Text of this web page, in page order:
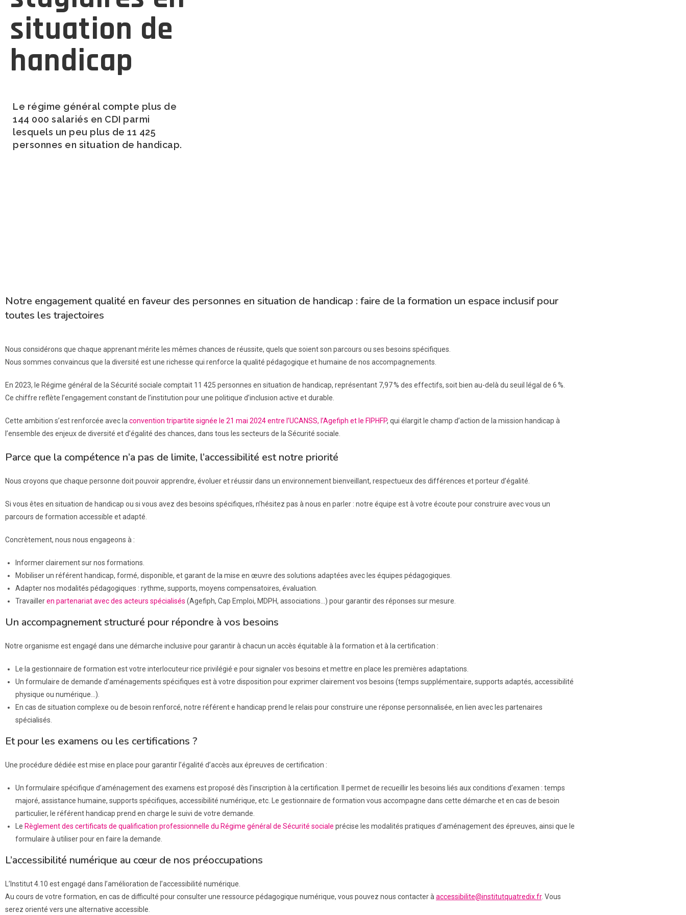
situation de
handicap
Le régime général compte plus de
144 000 salariés en CDI parmi
lesquels un peu plus de 11 425
personnes en situation de handicap.
Notre engagement qualité en faveur des personnes en situation de handicap : faire de la formation un espace inclusif pour
toutes les trajectoires
Nous considérons que chaque apprenant mérite les mêmes chances de réussite, quels que soient son parcours ou ses besoins spécifiques.
Nous sommes convaincus que la diversité est une richesse qui renforce la qualité pédagogique et humaine de nos accompagnements.
En 2023, le Régime général de la Sécurité sociale comptait 11 425 personnes en situation de handicap, représentant 7,97 % des effectifs, soit bien au-delà du seuil légal de 6 %.
Ce chiffre reflète l’engagement constant de l’institution pour une politique d’inclusion active et durable.
Cette ambition s’est renforcée avec la convention tripartite signée le 21 mai 2024 entre l’UCANSS, l’Agefiph et le FIPHFP, qui élargit le champ d’action de la mission handicap à
l’ensemble des enjeux de diversité et d’égalité des chances, dans tous les secteurs de la Sécurité sociale.
Parce que la compétence n’a pas de limite, l’accessibilité est notre priorité
Nous croyons que chaque personne doit pouvoir apprendre, évoluer et réussir dans un environnement bienveillant, respectueux des différences et porteur d’égalité.
Si vous êtes en situation de handicap ou si vous avez des besoins spécifiques, n’hésitez pas à nous en parler : notre équipe est à votre écoute pour construire avec vous un
parcours de formation accessible et adapté.
Concrètement, nous nous engageons à :
Informer clairement sur nos formations.
Mobiliser un référent handicap, formé, disponible, et garant de la mise en œuvre des solutions adaptées avec les équipes pédagogiques.
Adapter nos modalités pédagogiques : rythme, supports, moyens compensatoires, évaluation.
Travailleren partenariat avec des acteurs spécialisés (Agefiph, Cap Emploi, MDPH, associations…) pour garantir des réponses sur mesure.
Un accompagnement structuré pour répondre à vos besoins
Notre organisme est engagé dans une démarche inclusive pour garantir à chacun un accès équitable à la formation et à la certification :
Le·la gestionnaire de formation est votre interlocuteur·rice privilégié·e pour signaler vos besoins et mettre en place les premières adaptations.
Un formulaire de demande d’aménagements spécifiques est à votre disposition pour exprimer clairement vos besoins (temps supplémentaire, supports adaptés, accessibilité
physique ou numérique…).
En cas de situation complexe ou de besoin renforcé, notre référent·e handicap prend le relais pour construire une réponse personnalisée, en lien avec les partenaires
spécialisés.
Et pour les examens ou les certifications ?
Une procédure dédiée est mise en place pour garantir l’égalité d’accès aux épreuves de certification :
Un formulaire spécifique d’aménagement des examens est proposé dès l’inscription à la certification. Il permet de recueillir les besoins liés aux conditions d’examen : temps
majoré, assistance humaine, supports spécifiques, accessibilité numérique, etc. Le gestionnaire de formation vous accompagne dans cette démarche et en cas de besoin
particulier, le référent handicap prend en charge le suivi de votre demande.
Le Règlement des certificats de qualification professionnelle du Régime général de Sécurité sociale précise les modalités pratiques d’aménagement des épreuves, ainsi que le
formulaire à utiliser pour en faire la demande.
L’accessibilité numérique au cœur de nos préoccupations
L’Institut 4.10 est engagé dans l’amélioration de l’accessibilité numérique.
Au cours de votre formation, en cas de difficulté pour consulter une ressource pédagogique numérique, vous pouvez nous contacter à accessibilite@institutquatredix.fr. Vous
serez orienté vers une alternative accessible.